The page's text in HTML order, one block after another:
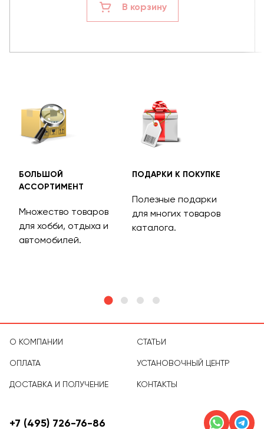
В корзину
БОЛЬШОЙ
АССОРТИМЕНТ
Множество товаров
для хобби, отдыха и
автомобилей.
ПОДАРКИ К ПОКУПКЕ
Полезные подарки
для многих товаров
каталога.
О КОМПАНИИ
ОПЛАТА
ДОСТАВКА И ПОЛУЧЕНИЕ
СТАТЬИ
УСТАНОВОЧНЫЙ ЦЕНТР
КОНТАКТЫ
+7 (495) 726-76-86